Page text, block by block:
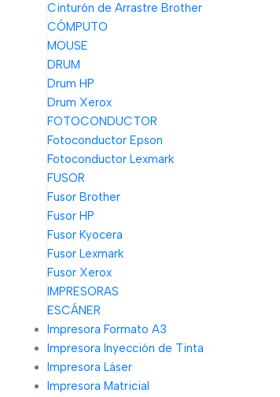
Cinturón de Arrastre Brother
CÓMPUTO
MOUSE
DRUM
Drum HP
Drum Xerox
FOTOCONDUCTOR
Fotoconductor Epson
Fotoconductor Lexmark
FUSOR
Fusor Brother
Fusor HP
Fusor Kyocera
Fusor Lexmark
Fusor Xerox
IMPRESORAS
ESCÁNER
Impresora Formato A3
Impresora Inyección de Tinta
Impresora Láser
Impresora Matricial